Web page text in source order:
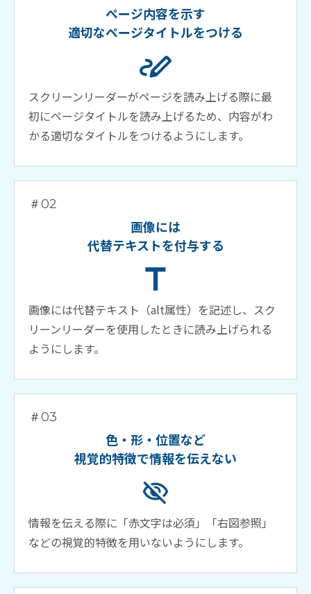
ページ内容を示す
適切なページタイトルをつける
スクリーンリーダーがページを読み上げる際に最
初にページタイトルを読み上げるため、内容がわ
かる適切なタイトルをつけるようにします。
＃02
画像には
代替テキストを付与する
画像には代替テキスト（alt属性）を記述し、スク
リーンリーダーを使用したときに読み上げられる
ようにします。
＃03
色・形・位置など
視覚的特徴で情報を伝えない
情報を伝える際に「赤文字は必須」「右図参照」
などの視覚的特徴を用いないようにします。